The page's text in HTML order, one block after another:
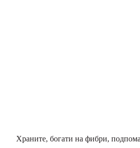
Храните, богати на фибри,